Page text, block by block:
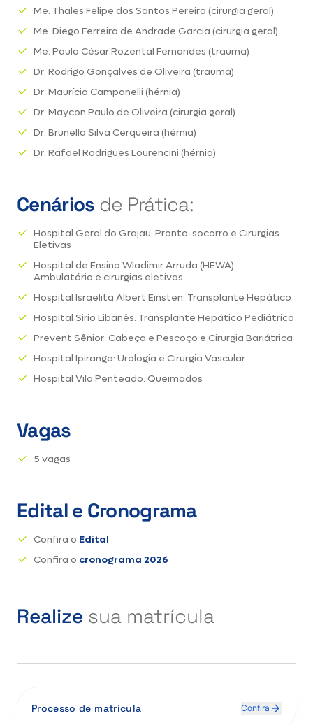
Me. Thales Felipe dos Santos Pereira (cirurgia geral)
Me. Diego Ferreira de Andrade Garcia (cirurgia geral)
Me. Paulo César Rozental Fernandes (trauma)
Dr. Rodrigo Gonçalves de Oliveira (trauma)
Dr. Maurício Campanelli (hérnia)
Dr. Maycon Paulo de Oliveira (cirurgia geral)
Dr. Brunella Silva Cerqueira (hérnia)
Dr. Rafael Rodrigues Lourencini (hérnia)
Cenários de Prática:
Hospital Geral do Grajau: Pronto-socorro e Cirurgias
Eletivas
Hospital de Ensino Wladimir Arruda (HEWA):
Ambulatório e cirurgias eletivas
Hospital Israelita Albert Einsten: Transplante Hepático
Hospital Sirio Libanês: Transplante Hepático Pediátrico
Prevent Sênior: Cabeça e Pescoço e Cirurgia Bariátrica
Hospital Ipiranga: Urologia e Cirurgia Vascular
Hospital Vila Penteado: Queimados
Vagas
5 vagas
Edital e Cronograma
Confira o Edital
Confira o cronograma 2026
Realize sua matrícula
Processo de matrícula Confira